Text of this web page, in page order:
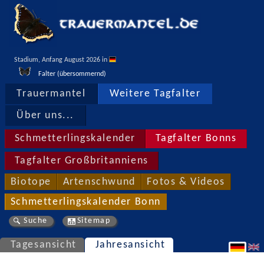
Stadium, Anfang August 2026 in
Falter (übersommernd)
Trauermantel Weitere Tagfalter
Über uns...
Schmetterlingskalender Tagfalter Bonns
Tagfalter Großbritanniens
Biotope Artenschwund Fotos & Videos
Schmetterlingskalender Bonn
Suche Sitemap
Tagesansicht Jahresansicht